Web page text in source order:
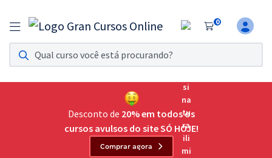
0
Assinatura Ilimitada 11
Acesso a todos os cursos. Teste grátis por 7 dias!
Assinatura OAB Até Passar
Acesso ilimitado a toda preparação para o Exame da
Residências Multiprofissionais
Desconto de 20% em todos os
cursos avulsos do site SÓ HOJE!
Comprar agora